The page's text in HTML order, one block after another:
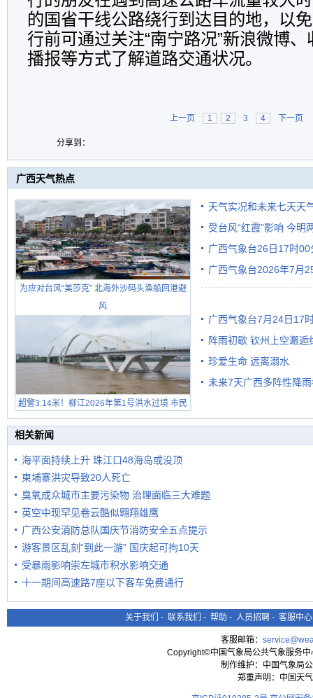
的国省干线公路绕行到达目的地，以
行前可通过关注“南宁路况”新浪微博
播报等方式了解道路交通状况。
上一页 1 2 3 4 下一页
分享到：
广西天气热点
为应对台风“美莎克” 北海外沙码头渔船回港避
风
超警3.14米！柳江2026年第1号洪水过境 市民
在堤岸见证汛况
天气实况和未来七天天
受台风“红霞”影响 今明
有较强降雨
广西气象台26日17时
广西气象台2026年7月
广西气象台7月24日17
阵雨初歇 钦州上空邂逅
珍爱生命 远离溺水
未来7天广西多阵性降
相关新闻
海平面持续上升 珠江口48海岛或没顶
柬埔寨洪灾导致20人死亡
臭氧成众城市主要污染物 治理面临三大难题
英空中现罕见卷云酷似翱翔雄鹰
广西公安消防总队国庆节消防安全五点提示
游客景区乱刻“到此一游” 国庆起可拘10天
受暴雨影响崇左城市积水影响交通
十一期间高速路7座以下客车免费通行
关于我们 - 联系我们 - 帮助 - 人员招聘 - 客服中心
客服邮箱：
Copyright©中国气象局公共气象服务
制作维护：中国气象局
郑重声明：中国天